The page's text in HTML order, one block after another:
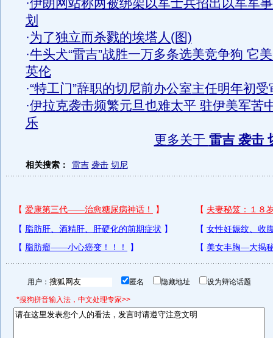
·伊朗网站称两被绑架以军士兵招出以军军
划
·为了独立而杀戮的埃塔人(图)
·牛头犬“雷吉”战胜一万多条选美竞争狗 它
英伦
·“特工门”辞职的切尼前办公室主任明年初受
·伊拉克袭击频繁元旦也难太平 驻伊美军苦
乐
更多关于 雷吉 袭击
相关搜索： 雷吉 袭击 切尼
用户： 匿名 隐藏地址 设为辩论话题
*搜狗拼音输入法，中文处理专家>>